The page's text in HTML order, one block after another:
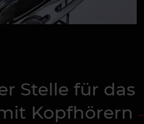
Stelle für das
Kopfhörern